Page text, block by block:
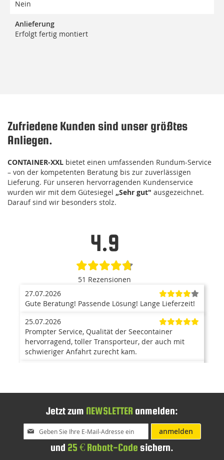
Nein
Anlieferung
Erfolgt fertig montiert
Zufriedene Kunden sind unser größtes
Anliegen.
CONTAINER-XXL bietet einen umfassenden Rundum-Service
– von der kompetenten Beratung bis zur zuverlässigen
Lieferung. Für unseren hervorragenden Kundenservice
wurden wir mit dem Gütesiegel „Sehr gut" ausgezeichnet.
Darauf sind wir besonders stolz.
4.9
51 Rezensionen
27.07.2026
Gute Beratung! Passende Lösung! Lange Lieferzeit!
25.07.2026
Prompter Service, Qualität der Seecontainer
hervorragend, toller Transporteur, der auch mit
schwieriger Anfahrt zurecht kam.
sehr einfach. Kann ich nur weiterempfehlen. Bin
15.07.2026
Alles OK. Danke
Jetzt zum NEWSLETTER anmelden:
Melden
Sie
anmelden
und 25 € Rabatt-Code sichern.